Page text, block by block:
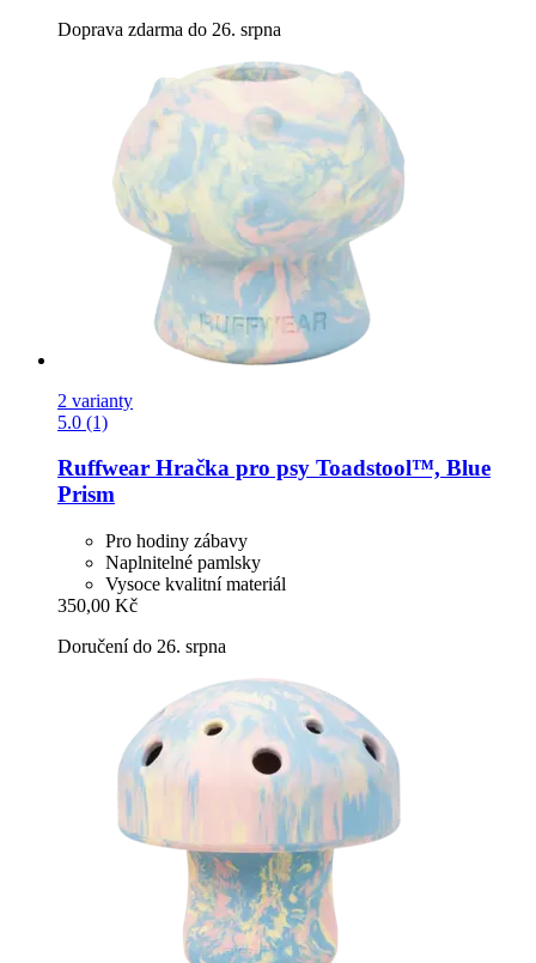
Doprava zdarma do 26. srpna
2 varianty
5.0 (1)
Ruffwear Hračka pro psy Toadstool™, Blue
Prism
Pro hodiny zábavy
Naplnitelné pamlsky
Vysoce kvalitní materiál
350,00 Kč
Doručení do 26. srpna